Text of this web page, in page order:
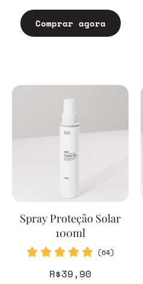
Comprar agora
Spray Proteção Solar
100ml
(64)
R$39,90